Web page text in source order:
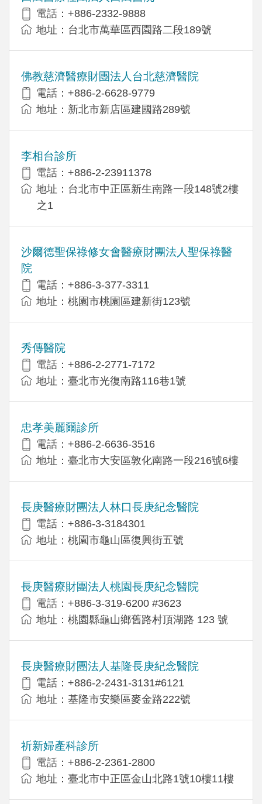
電話：+886-2332-9888
地址：台北市萬華區西園路二段189號
佛教慈濟醫療財團法人台北慈濟醫院
電話：+886-2-6628-9779
地址：新北市新店區建國路289號
李相台診所
電話：+886-2-23911378
地址：台北市中正區新生南路一段148號2樓
之1
沙爾德聖保祿修女會醫療財團法人聖保祿醫
院
電話：+886-3-377-3311
地址：桃園市桃園區建新街123號
秀傳醫院
電話：+886-2-2771-7172
地址：臺北市光復南路116巷1號
忠孝美麗爾診所
電話：+886-2-6636-3516
地址：臺北市大安區敦化南路一段216號6樓
長庚醫療財團法人林口長庚紀念醫院
電話：+886-3-3184301
地址：桃園市龜山區復興街五號
長庚醫療財團法人桃園長庚紀念醫院
電話：+886-3-319-6200 #3623
地址：桃園縣龜山鄉舊路村頂湖路 123 號
長庚醫療財團法人基隆長庚紀念醫院
電話：+886-2-2431-3131#6121
地址：基隆市安樂區麥金路222號
祈新婦產科診所
電話：+886-2-2361-2800
地址：臺北市中正區金山北路1號10樓11樓